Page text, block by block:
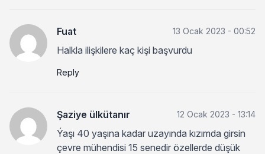
Fuat 13 Ocak 2023 - 00:52
Halkla ilişkilere kaç kişi başvurdu
Reply
Şaziye ülkütanır 12 Ocak 2023 - 13:14
Ýaşı 40 yaşına kadar uzayında kızımda girsin
çevre mühendisi 15 senedir özellerde düşük